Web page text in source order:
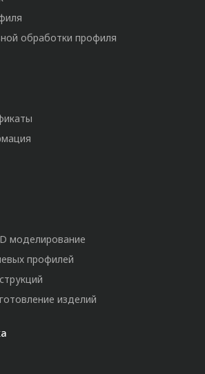
обработки профиля
моделирование
профилей
изделий